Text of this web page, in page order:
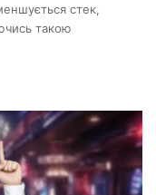
стек,
такою